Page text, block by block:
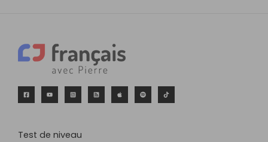
Test de niveau